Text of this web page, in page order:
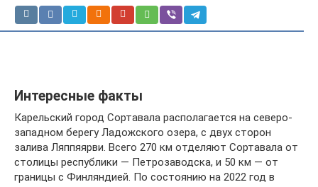
Интересные факты
Карельский город Сортавала располагается на северо-
западном берегу Ладожского озера, с двух сторон
залива Ляппяярви. Всего 270 км отделяют Сортавала от
столицы республики — Петрозаводска, и 50 км — от
границы с Финляндией. По состоянию на 2022 год в